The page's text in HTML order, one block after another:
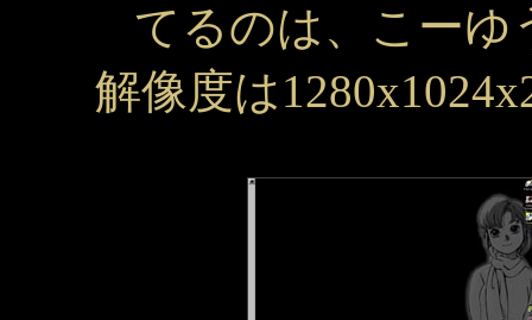
てるのは、こーゆ
解像度は